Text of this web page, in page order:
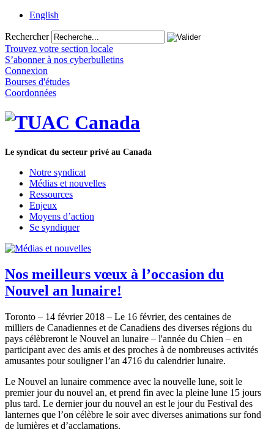
English
Rechercher
Trouvez votre section locale
S’abonner à nos cyberbulletins
Connexion
Bourses d'études
Coordonnées
Le syndicat du secteur privé au Canada
Notre syndicat
Médias et nouvelles
Ressources
Enjeux
Moyens d’action
Se syndiquer
Nos meilleurs vœux à l’occasion du
Nouvel an lunaire!
Toronto – 14 février 2018 – Le 16 février, des centaines de
milliers de Canadiennes et de Canadiens des diverses régions du
pays célèbreront le Nouvel an lunaire – l'année du Chien – en
participant avec des amis et des proches à de nombreuses activités
amusantes pour souligner l’an 4716 du calendrier lunaire.
Le Nouvel an lunaire commence avec la nouvelle lune, soit le
premier jour du nouvel an, et prend fin avec la pleine lune 15 jours
plus tard. Le dernier jour du nouvel an est le jour du Festival des
lanternes que l’on célèbre le soir avec diverses animations sur fond
de lumières et d’acclamations.